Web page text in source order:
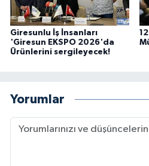
Giresunlu İş İnsanları
'Giresun EKSPO 2026'da
Ürünlerini sergileyecek!
Yorumlar